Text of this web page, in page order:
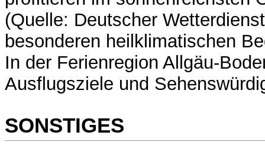
(Quelle: Deutscher
besonderen heilklimatischen
In der Ferienregion Allgäu-
Ausflugsziele und
SONSTIGES